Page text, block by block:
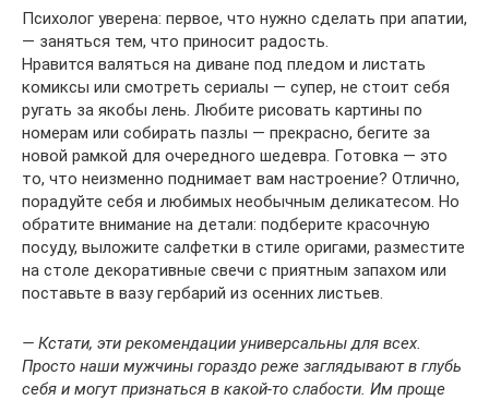
Психолог уверена: первое, что нужно сделать при апатии,
— заняться тем, что приносит радость.
Нравится валяться на диване под пледом и листать
комиксы или смотреть сериалы — супер, не стоит себя
ругать за якобы лень. Любите рисовать картины по
номерам или собирать пазлы — прекрасно, бегите за
новой рамкой для очередного шедевра. Готовка — это
то, что неизменно поднимает вам настроение? Отлично,
порадуйте себя и любимых необычным деликатесом. Но
обратите внимание на детали: подберите красочную
посуду, выложите салфетки в стиле оригами, разместите
на столе декоративные свечи с приятным запахом или
поставьте в вазу гербарий из осенних листьев.
— Кстати, эти рекомендации универсальны для всех.
Просто наши мужчины гораздо реже заглядывают в глубь
себя и могут признаться в какой‑то слабости. Им проще